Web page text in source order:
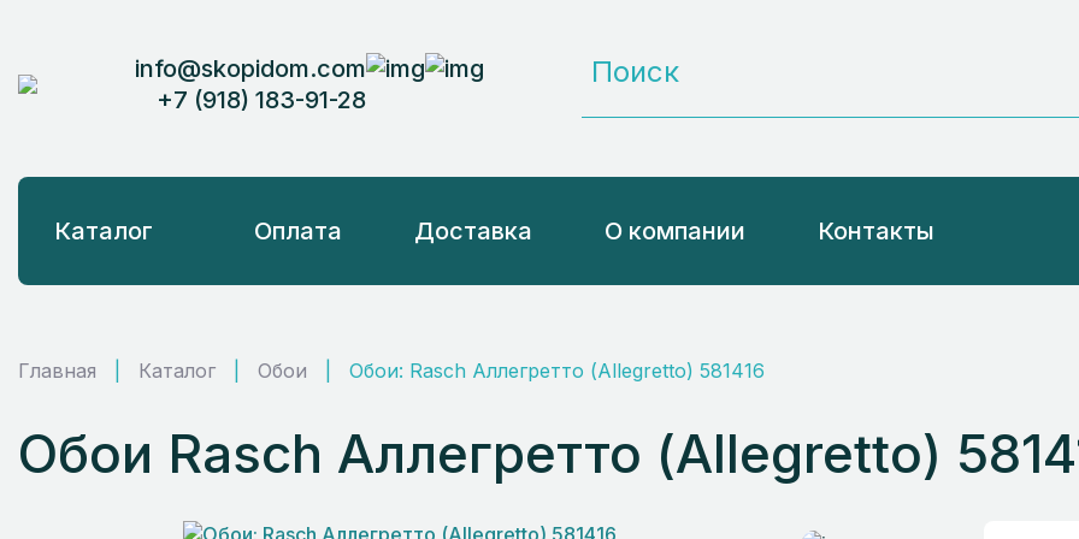
info@skopidom.com
+7 (918) 183-91-28
Каталог Оплата Доставка О компании Контакты
Главная Каталог Обои Обои: Rasch Аллегретто (Allegretto) 581416
Обои Rasch Аллегретто (Allegretto)